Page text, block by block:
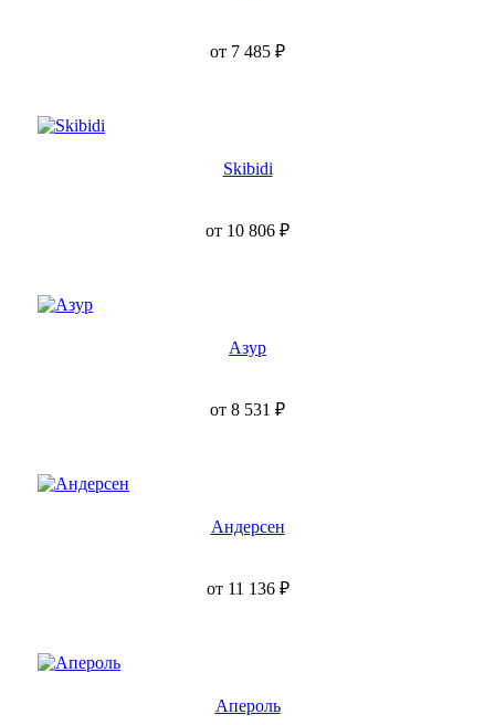
от 7 485 ₽
Skibidi
от 10 806 ₽
Азур
от 8 531 ₽
Андерсен
от 11 136₽
Апероль